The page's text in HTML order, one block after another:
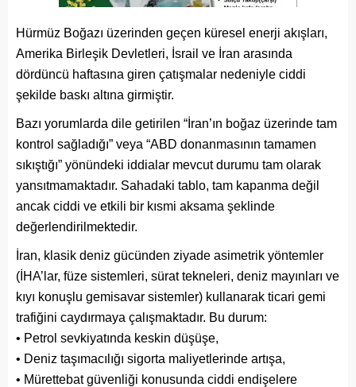
Hürmüz Boğazı üzerinden geçen küresel enerji akışları,
Amerika Birleşik Devletleri, İsrail ve İran arasında
dördüncü haftasına giren çatışmalar nedeniyle ciddi
şekilde baskı altına girmiştir.
Bazı yorumlarda dile getirilen “İran’ın boğaz üzerinde tam
kontrol sağladığı” veya “ABD donanmasının tamamen
sıkıştığı” yönündeki iddialar mevcut durumu tam olarak
yansıtmamaktadır. Sahadaki tablo, tam kapanma değil
ancak ciddi ve etkili bir kısmi aksama şeklinde
değerlendirilmektedir.
İran, klasik deniz gücünden ziyade asimetrik yöntemler
(İHA’lar, füze sistemleri, sürat tekneleri, deniz mayınları ve
kıyı konuşlu gemisavar sistemler) kullanarak ticari gemi
trafiğini caydırmaya çalışmaktadır. Bu durum:
• Petrol sevkiyatında keskin düşüşe,
• Deniz taşımacılığı sigorta maliyetlerinde artışa,
• Mürettebat güvenliği konusunda ciddi endişelere